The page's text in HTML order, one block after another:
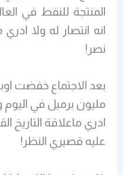
المنتجة للنفط في
انه انتصار له ولا
نصر!
مليون برميل في
ادري ماعلاقة التاريخ
عليه قصيري النظر!